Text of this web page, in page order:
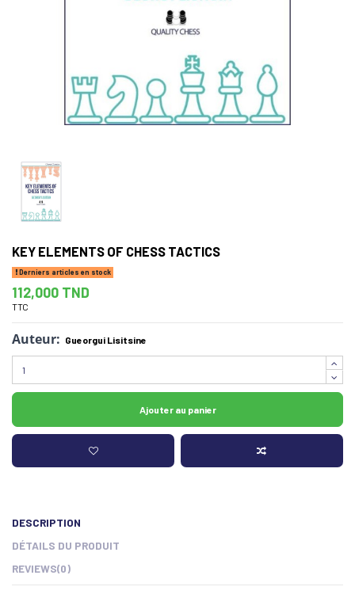
KEY ELEMENTS OF CHESS TACTICS
Derniers articles en stock
112,000 TND
TTC
Auteur: Gueorgui Lisitsine
Ajouter au panier
DESCRIPTION
DÉTAILS DU PRODUIT
REVIEWS(0)